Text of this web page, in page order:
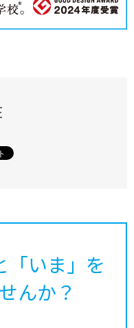
「いま」を
んか？